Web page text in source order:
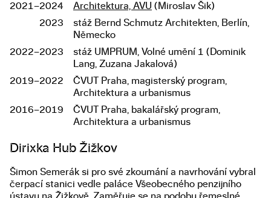
Studium
2021–2024 Architektura, AVU (Miroslav Šik)
2023
stáž Bernd Schmutz Architekten, Berlín,
Německo
2022–2023
stáž UMPRUM, Volné umění 1 (Dominik
Lang, Zuzana Jakalová)
2019–2022
ČVUT Praha, magisterský program,
Architektura a urbanismus
2016–2019
ČVUT Praha, bakalářský program,
Architektura a urbanismus
Popis diplomové práce
Dirixka Hub Žižkov
Šimon Semerák si pro své zkoumání a navrhování vybral
čerpací stanici vedle paláce Všeobecného penzijního
ústavu na Žižkově. Zaměřuje se na podobu řemeslné